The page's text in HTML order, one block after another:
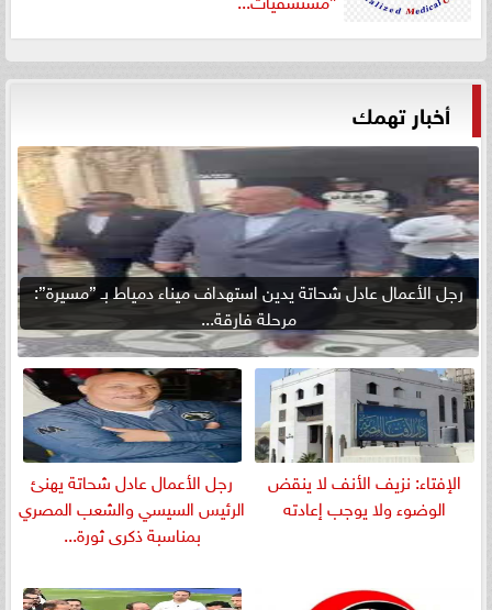
أخبار تهمك
رجل الأعمال عادل شحاتة يدين استهداف ميناء دمياط بـ ”مسيرة”:
مرحلة فارقة...
الإفتاء: نزيف الأنف لا ينقض
الوضوء ولا يوجب إعادته
رجل الأعمال عادل شحاتة يهنئ
الرئيس السيسي والشعب المصري
بمناسبة ذكرى ثورة...